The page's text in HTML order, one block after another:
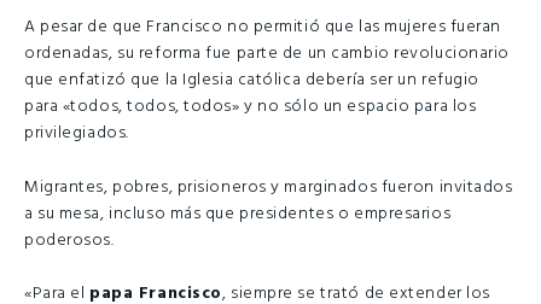
A pesar de que Francisco no permitió que las mujeres fueran
ordenadas, su reforma fue parte de un cambio revolucionario
que enfatizó que la Iglesia católica debería ser un refugio
para «todos, todos, todos» y no sólo un espacio para los
privilegiados.
Migrantes, pobres, prisioneros y marginados fueron invitados
a su mesa, incluso más que presidentes o empresarios
poderosos.
«Para el papa Francisco, siempre se trató de extender los